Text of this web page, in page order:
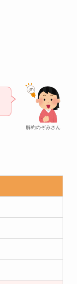
解約のぞみさん